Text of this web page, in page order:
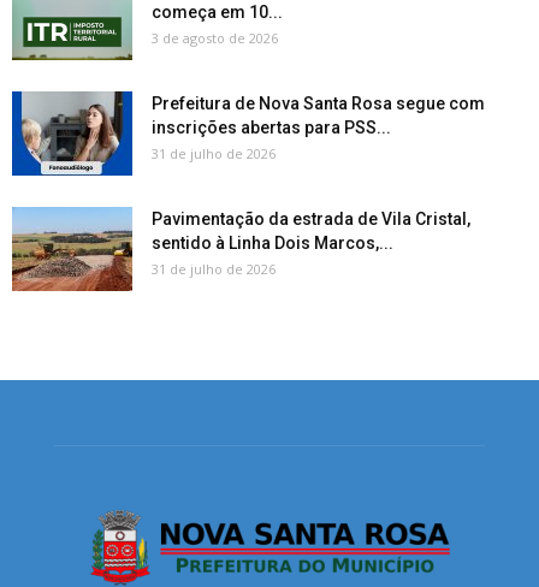
começa em 10...
3 de agosto de 2026
Prefeitura de Nova Santa Rosa segue com
inscrições abertas para PSS...
31 de julho de 2026
Pavimentação da estrada de Vila Cristal,
sentido à Linha Dois Marcos,...
31 de julho de 2026